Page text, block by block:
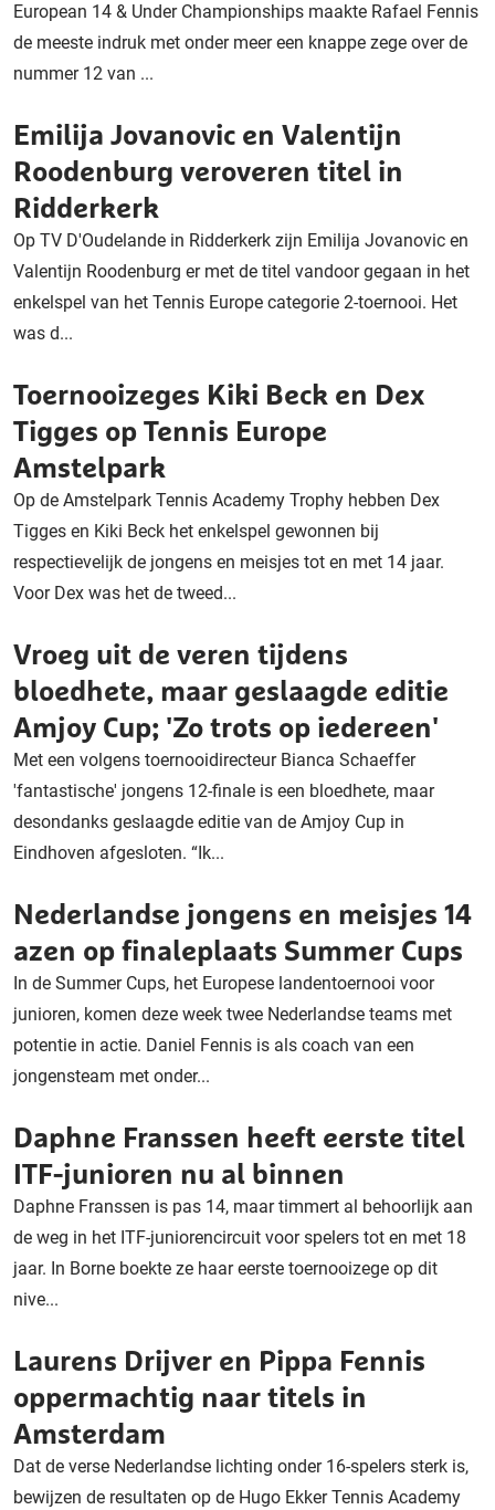
European 14 & Under Championships maakte Rafael Fennis
de meeste indruk met onder meer een knappe zege over de
nummer 12 van ...
Emilija Jovanovic en Valentijn
Roodenburg veroveren titel in
Ridderkerk
Op TV D'Oudelande in Ridderkerk zijn Emilija Jovanovic en
Valentijn Roodenburg er met de titel vandoor gegaan in het
enkelspel van het Tennis Europe categorie 2-toernooi. Het
was d...
Toernooizeges Kiki Beck en Dex
Tigges op Tennis Europe
Amstelpark
Op de Amstelpark Tennis Academy Trophy hebben Dex
Tigges en Kiki Beck het enkelspel gewonnen bij
respectievelijk de jongens en meisjes tot en met 14 jaar.
Voor Dex was het de tweed...
Vroeg uit de veren tijdens
bloedhete, maar geslaagde editie
Amjoy Cup; 'Zo trots op iedereen'
Met een volgens toernooidirecteur Bianca Schaeffer
'fantastische' jongens 12-finale is een bloedhete, maar
desondanks geslaagde editie van de Amjoy Cup in
Eindhoven afgesloten. “Ik...
Nederlandse jongens en meisjes 14
azen op finaleplaats Summer Cups
In de Summer Cups, het Europese landentoernooi voor
junioren, komen deze week twee Nederlandse teams met
potentie in actie. Daniel Fennis is als coach van een
jongensteam met onder...
Daphne Franssen heeft eerste titel
ITF-junioren nu al binnen
Daphne Franssen is pas 14, maar timmert al behoorlijk aan
de weg in het ITF-juniorencircuit voor spelers tot en met 18
jaar. In Borne boekte ze haar eerste toernooizege op dit
nive...
Laurens Drijver en Pippa Fennis
oppermachtig naar titels in
Amsterdam
Dat de verse Nederlandse lichting onder 16-spelers sterk is,
bewijzen de resultaten op de Hugo Ekker Tennis Academy